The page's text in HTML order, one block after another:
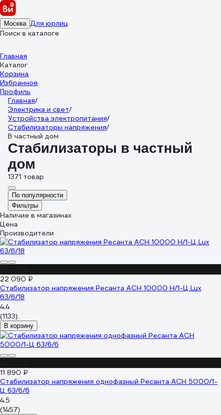
Москва Для юрлиц
Поиск в каталоге
Главная
Каталог
Корзина
Избранное
Профиль
Главная/
Электрика и свет/
Устройства электропитания/
Стабилизаторы напряжения/
В частный дом
Стабилизаторы в частный
дом
1371 товар
По популярности
Фильтры
Наличие в магазинах
Цена
Производители
22 090 ₽
Стабилизатор напряжения Ресанта АСН 10000 Н/1-Ц Lux
63/6/18
4.4
(1133)
В корзину
11 890 ₽
Стабилизатор напряжения однофазный Ресанта АСН 5000/1-
Ц 63/6/6
4.5
(1457)